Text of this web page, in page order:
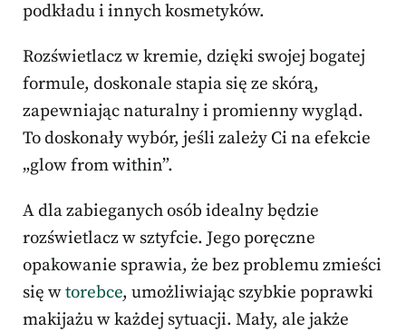
podkładu i innych kosmetyków.
Rozświetlacz w kremie, dzięki swojej bogatej
formule, doskonale stapia się ze skórą,
zapewniając naturalny i promienny wygląd.
To doskonały wybór, jeśli zależy Ci na efekcie
„glow from within”.
A dla zabieganych osób idealny będzie
rozświetlacz w sztyfcie. Jego poręczne
opakowanie sprawia, że bez problemu zmieści
się wtorebce, umożliwiając szybkie poprawki
makijażu w każdej sytuacji. Mały, ale jakże